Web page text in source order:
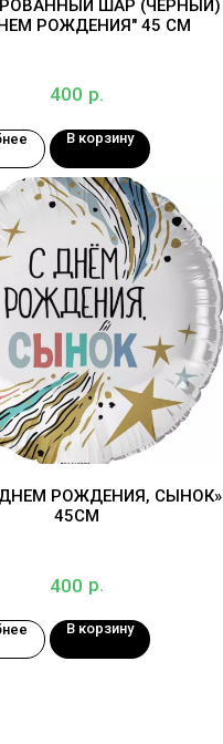
ШАР (ЧЕРНЫЙ)
РОЖДЕНИЯ" 45 СМ
400 р.
В корзину
ДНЕМ РОЖДЕНИЯ, СЫНОК»
45СМ
400 р.
В корзину